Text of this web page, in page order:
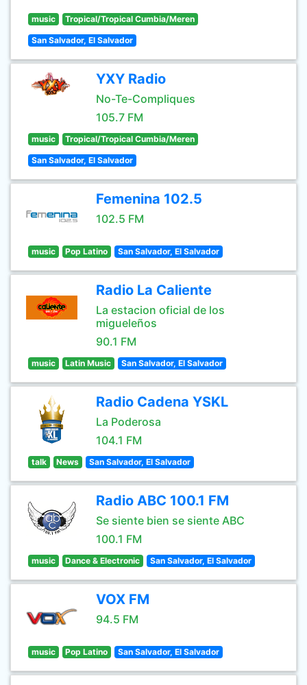
music Tropical/Tropical Cumbia/Meren
San Salvador, El Salvador
YXY Radio
No-Te-Compliques
105.7 FM
music Tropical/Tropical Cumbia/Meren
San Salvador, El Salvador
Femenina 102.5
102.5 FM
music Pop Latino San Salvador, El Salvador
Radio La Caliente
La estacion oficial de los
migueleños
90.1 FM
music Latin Music San Salvador, El Salvador
Radio Cadena YSKL
La Poderosa
104.1 FM
talk News San Salvador, El Salvador
Radio ABC 100.1 FM
Se siente bien se siente ABC
100.1 FM
music Dance & Electronic San Salvador, El Salvador
VOX FM
94.5 FM
music Pop Latino San Salvador, El Salvador